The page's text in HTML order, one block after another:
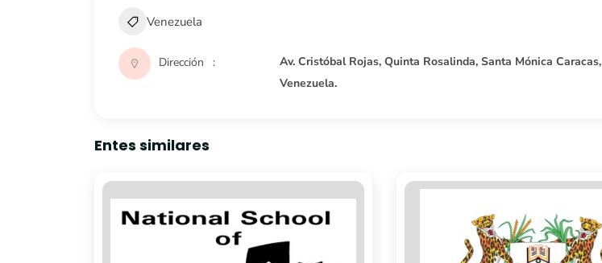
Venezuela
Dirección
Av. Cristóbal Rojas, Quinta Rosalinda, Santa Mónica Caracas,
Venezuela.
Entes similares